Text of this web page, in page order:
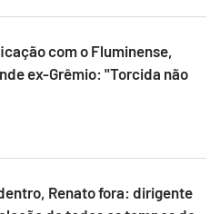
com o Fluminense,
ex-Grêmio: "Torcida não
Renato fora: dirigente